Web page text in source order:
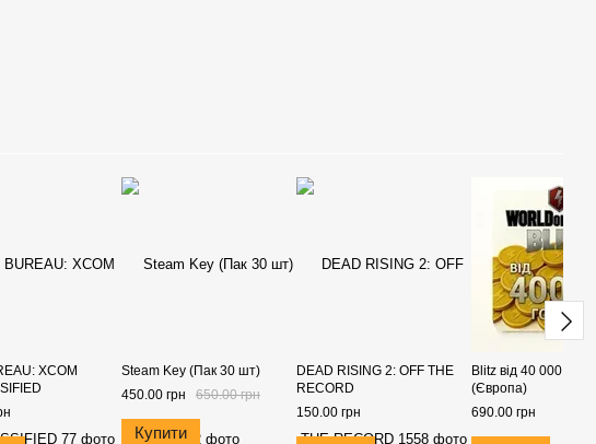
XCOM
Steam Key (Пак 30 шт)
450.00 грн
650.00 грн
Купити
DEAD RISING 2: OFF THE
RECORD
150.00 грн
Blitz від 40 000
(Європа)
690.00 грн